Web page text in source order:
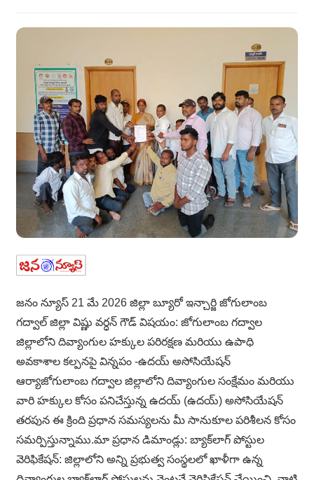
జనం న్యూస్ 21 మే 2026 జిల్లా బ్యూరో ఇన్చార్జి జోగులాంబ
గద్వాల్ జిల్లా విష్ణు వర్ధన్ గౌడ్ విషయం: జోగులాంబ గద్వాల
జిల్లాలోని దివ్యాంగుల హక్కుల పరిరక్షణ మరియు ఉపాధి
అవకాశాల కల్పనపై విన్నపం -ఉదయ్ అసోసియేషన్
ఆర్యాజోగులాంబ గద్వాల జిల్లాలోని దివ్యాంగుల సంక్షేమం మరియు
వారి హక్కుల కోసం పనిచేస్తున్న ఉదయ్ (ఉదయ్) అసోసియేషన్
తరపున ఈ క్రింది ప్రధాన సమస్యలను మీ సానుకూల పరిశీలన కోసం
సమర్పిస్తున్నాము.మా ప్రధాన డిమాండ్లు: బ్యాక్‌లాగ్ పోస్టుల
వెరిఫికేషన్: జిల్లాలోని అన్ని ప్రభుత్వ సంస్థలలో ఖాళీగా ఉన్న